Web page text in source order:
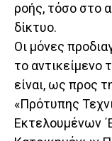
ροής, τόσο στο
δίκτυο.
Οι μόνες
το αντικείμενο
είναι, ως προς
«Πρότυπης
Εκτελουμένων